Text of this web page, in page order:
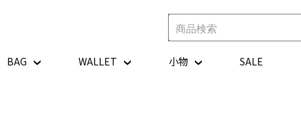
BAG WALLET 小物 SALE